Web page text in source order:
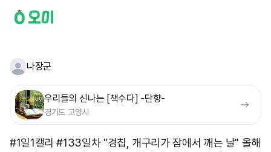
나장군
우리들의 신나는 [책수다] -단향-
경기도 고양시
#1일1캘리 #133일차 "경칩, 개구리가 잠에서 깨는 날" 올해